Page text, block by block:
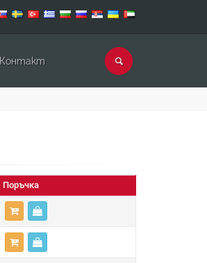
Контакт
Поръчка